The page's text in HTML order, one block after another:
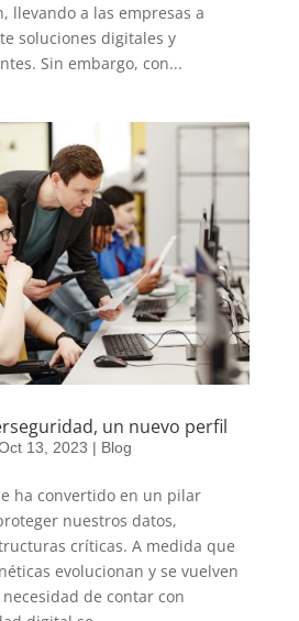
llevando a las empresas a
soluciones digitales y
Sin embargo, con...
un nuevo perfil
13, 2023 | Blog
ha convertido en un pilar
nuestros datos,
críticas. A medida que
evolucionan y se vuelven
de contar con